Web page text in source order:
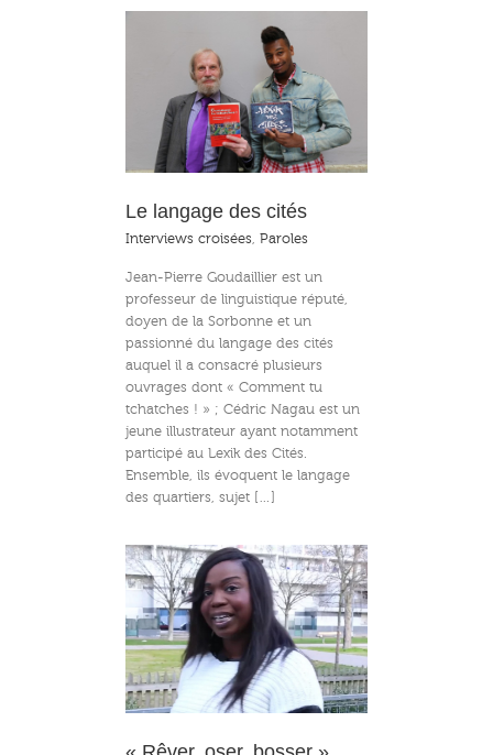
Le langage des cités
Interviews croisées Paroles
Jean-Pierre Goudaillier est un
professeur de linguistique réputé,
doyen de la Sorbonne et un
passionné du langage des cités
auquel il a consacré plusieurs
ouvrages dont « Comment tu
tchatches ! » ; Cédric Nagau est un
jeune illustrateur ayant notamment
participé au Lexik des Cités.
Ensemble, ils évoquent le langage
des quartiers, sujet […]